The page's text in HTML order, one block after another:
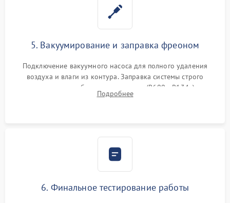
5. Вакуумирование и заправка фреоном
Подключение вакуумного насоса для полного удаления
воздуха и влаги из контура. Заправка системы строго
дозированным объемом хладагента (R600a, R134a) по
электронным весам. Контроль рабочего давления в системе.
Подробнее
6. Финальное тестирование работы